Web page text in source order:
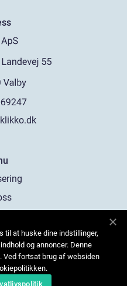
oss
til at huske dine indstillinger,
og annoncer. Denne
Ved fortsat brug af websiden